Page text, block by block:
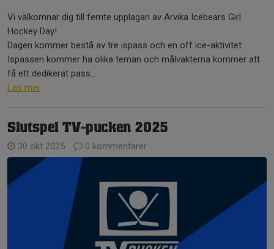
Vi välkomnar dig till femte upplagan av Arvika Icebears Girl
Hockey Day!
Dagen kommer bestå av tre ispass och en off ice-aktivitet.
Ispassen kommer ha olika teman och målvakterna kommer att
få ett dedikerat pass...
Läs mer
Slutspel TV-pucken 2025
30 okt 2025 0 kommentarer